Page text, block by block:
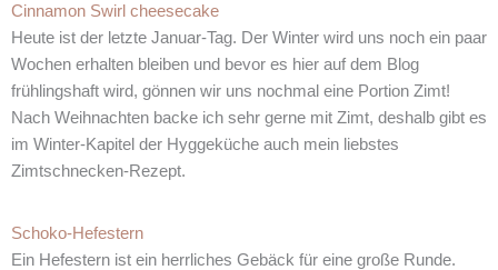
Cinnamon Swirl cheesecake
Heute ist der letzte Januar-Tag. Der Winter wird uns noch ein paar
Wochen erhalten bleiben und bevor es hier auf dem Blog
frühlingshaft wird, gönnen wir uns nochmal eine Portion Zimt!
Nach Weihnachten backe ich sehr gerne mit Zimt, deshalb gibt es
im Winter-Kapitel der Hyggeküche auch mein liebstes
Zimtschnecken-Rezept.
Schoko-Hefestern
Ein Hefestern ist ein herrliches Gebäck für eine große Runde.